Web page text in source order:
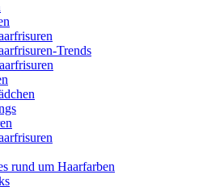
Trends
rund um Haarfarben